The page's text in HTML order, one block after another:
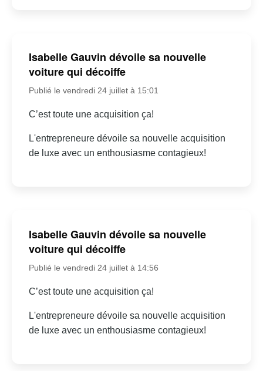
Isabelle Gauvin dévoile sa nouvelle
voiture qui décoiffe
Publié le vendredi 24 juillet à 15:01
C’est toute une acquisition ça!
L'entrepreneure dévoile sa nouvelle acquisition
de luxe avec un enthousiasme contagieux!
Isabelle Gauvin dévoile sa nouvelle
voiture qui décoiffe
Publié le vendredi 24 juillet à 14:56
C’est toute une acquisition ça!
L'entrepreneure dévoile sa nouvelle acquisition
de luxe avec un enthousiasme contagieux!